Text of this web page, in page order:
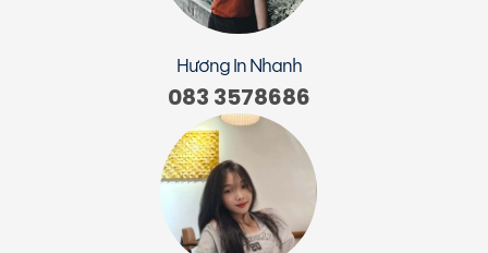
Hương In Nhanh
083 3578686